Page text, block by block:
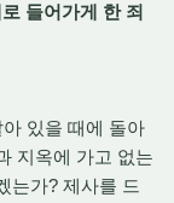
들어가게 한 죄
있을 때에 돌아
지옥에 가고 없는
는가? 제사를 드